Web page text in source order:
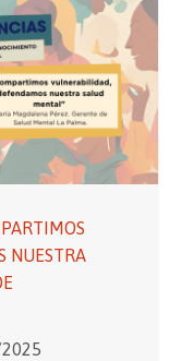
NUESTRA